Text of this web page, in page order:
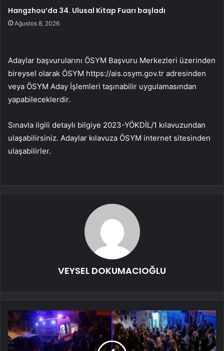
Hangzhou’da 34. Ulusal Kitap Fuarı başladı
Ağustos 8, 2026
Adaylar başvurularını ÖSYM Başvuru Merkezleri üzerinden
bireysel olarak ÖSYM https://ais.osym.gov.tr ​​adresinden
veya ÖSYM Aday İşlemleri taşınabilir uygulamasından
yapabileceklerdir.
Sınavla ilgili detaylı bilgiye 2023-YÖKDİL/1 kılavuzundan
ulaşabilirsiniz. Adaylar kılavuza ÖSYM internet sitesinden
ulaşabilirler.
VEYSEL DOKUMACIOĞLU